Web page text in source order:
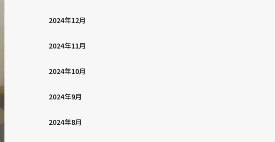
2024年12月
2024年11月
2024年10月
2024年9月
2024年8月